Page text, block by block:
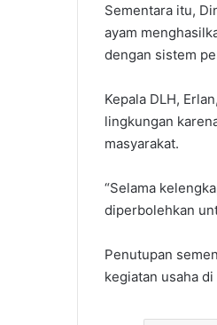
Sementara itu,
ayam
dengan sistem
Kepala DLH,
lingkungan
masyarakat.
“Selama
diperbolehkan
Penutupan
kegiatan usaha